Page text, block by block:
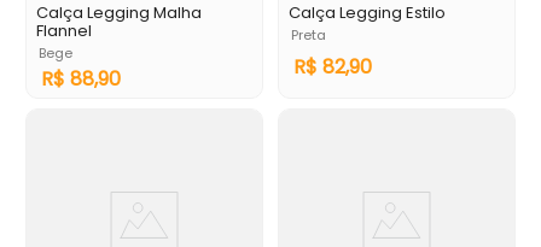
Calça Legging Malha
Flannel
Bege
R$ 88,90
Calça Legging Estilo
Preta
R$ 82,90